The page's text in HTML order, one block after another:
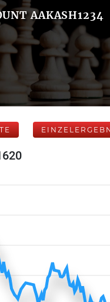
AAKASH1234